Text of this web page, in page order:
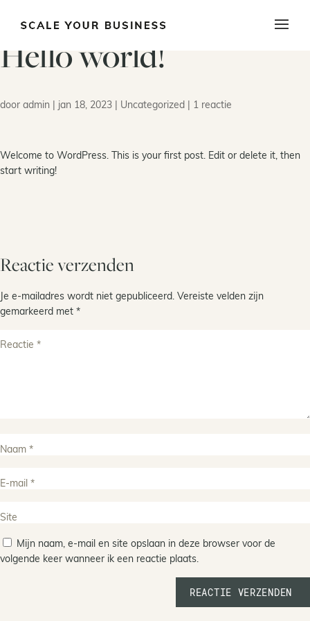
Hello world!
door admin jan 18, 2023 Uncategorized 1 reactie
Welcome to WordPress. This is your first post. Edit or delete it, then
start writing!
Reactie verzenden
Je e-mailadres wordt niet gepubliceerd. Vereiste velden zijn
gemarkeerd met *
Mijn naam, e-mail en site opslaan in deze browser voor de
volgende keer wanneer ik een reactie plaats.